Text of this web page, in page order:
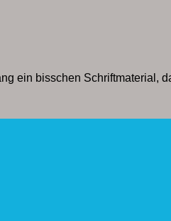
ein bisschen Schriftmaterial,